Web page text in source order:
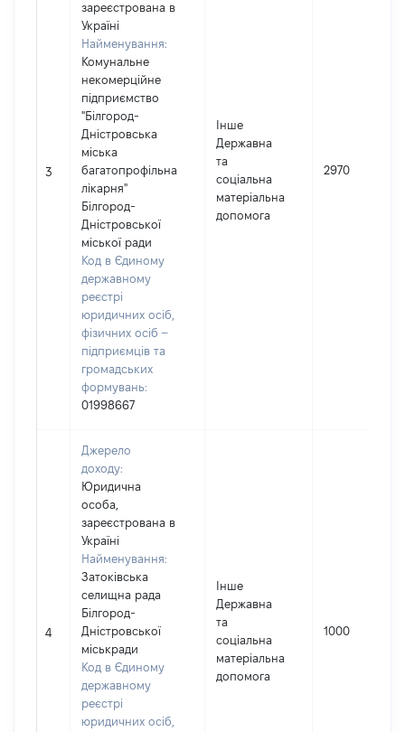
3
зареєстрована в
Україні
Найменування:
Комунальне
некомерційне
підприємство
"Білгород-
Дністровська
міська
багатопрофільна
лікарня"
Білгород-
Дністровської
міської ради
Код в Єдиному
державному
реєстрі
юридичних осіб,
фізичних осіб –
підприємців та
громадських
формувань:
01998667
Інше
Державна
та
соціальна
матеріальна
допомога
2970
4
Джерело
доходу:
Юридична
особа,
зареєстрована в
Україні
Найменування:
Затоківська
селищна рада
Білгород-
Дністровської
міськради
Код в Єдиному
державному
реєстрі
юридичних осіб,
Інше
Державна
та
соціальна
матеріальна
допомога
1000